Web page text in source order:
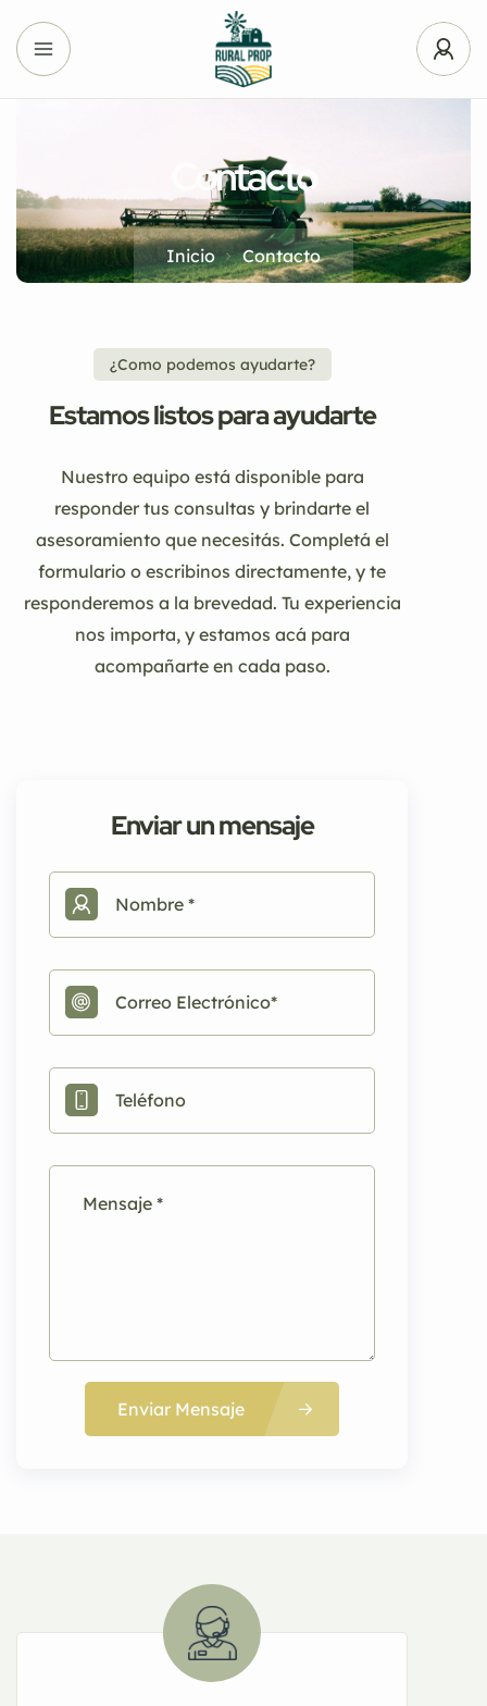
Contacto
Inicio Contacto
¿Como podemos ayudarte?
Estamos listos para ayudarte
Nuestro equipo está disponible para
responder tus consultas y brindarte el
asesoramiento que necesitás. Completá el
formulario o escribinos directamente, y te
responderemos a la brevedad. Tu experiencia
nos importa, y estamos acá para
acompañarte en cada paso.
Enviar un mensaje
Enviar Mensaje